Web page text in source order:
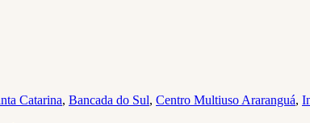
Catarina, Bancada do Sul, Centro Multiuso Araranguá,